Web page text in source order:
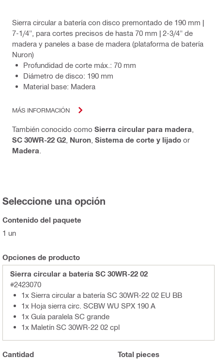
Sierra circular a batería con disco premontado de 190 mm |
7-1/4", para cortes precisos de hasta 70 mm | 2-3/4" de
madera y paneles a base de madera (plataforma de batería
Nuron)
Profundidad de corte máx.: 70 mm
Diámetro de disco: 190 mm
Material base: Madera
MÁS INFORMACIÓN
También conocido como Sierra circular para madera
SC 30WR-22 G2 Nuron Sistema de corte y lijado or
Madera
Seleccione una opción
Contenido del paquete
1 un
Opciones de producto
Sierra circular a batería SC 30WR-22 02
#2423070
1x Sierra circular a batería SC 30WR-22 02 EU BB
1x Hoja sierra circ. SCBW WU SPX 190 A
1x Guía paralela SC grande
1x Maletín SC 30WR-22 02 cpl
Cantidad Total pieces